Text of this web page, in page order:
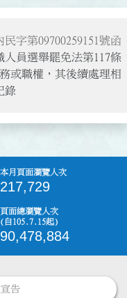
字第09700259151號函
人員選舉罷免法第117條
或職權，其後續處理相
錄
本月頁面瀏覽人次
217,729
頁面總瀏覽人次
(自105.7.15起)
90,478,884
告